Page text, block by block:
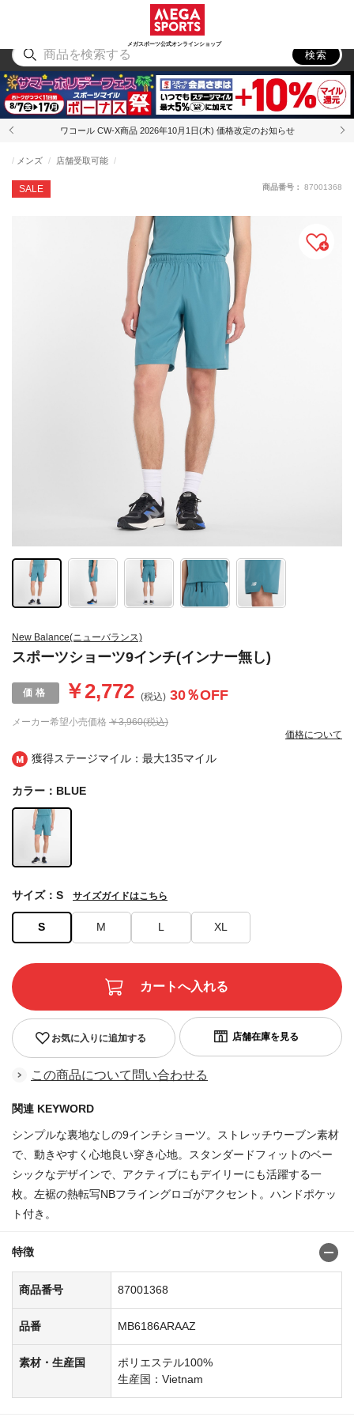
メガスポーツ公式オンラインショップ
アウトドア
検索
ワコール CW-X商品 2026年10月1日(木) 価格改定のお知らせ
獲得ステージマイル：最大135マイル
New Balance(ニューバランス)
スポーツショーツ9インチ(インナー無し)
SALE
メンズ 店舗受取可能
メーカー希望小売価格 ￥3,960(税込)
￥2,772 (税込) 30％OFF
価格について
商品番号： 87001368
カラー：BLUE
S M L XL
サイズ：S サイズガイドはこちら
お気に入りに追加する
この商品について問い合わせる
関連 KEYWORD
シンプルな裏地なしの9インチショーツ。ストレッチウーブン素材
で、動きやすく心地良い穿き心地。スタンダードフィットのベー
シックなデザインで、アクティブにもデイリーにも活躍する一
枚。左裾の熱転写NBフライングロゴがアクセント。ハンドポケッ
ト付き。
特徴
商品番号 87001368
品番 MB6186ARAAZ
素材・生産国
ポリエステル100%
生産国：Vietnam